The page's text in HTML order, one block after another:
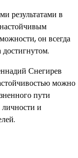
результатами в
он всегда
достигнутом.
Снегирев
можно
пути
и